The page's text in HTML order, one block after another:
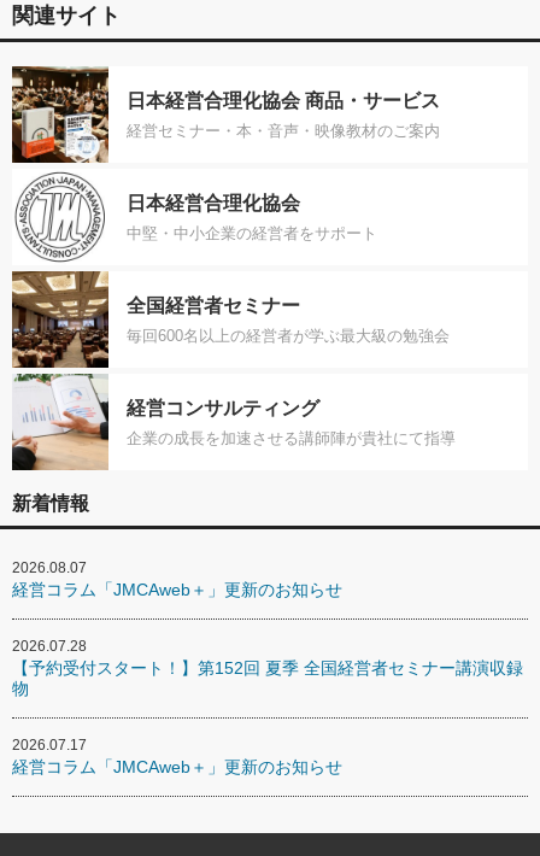
関連サイト
日本経営合理化協会 商品・サービス
経営セミナー・本・音声・映像教材のご案内
日本経営合理化協会
中堅・中小企業の経営者をサポート
全国経営者セミナー
毎回600名以上の経営者が学ぶ最大級の勉強会
経営コンサルティング
企業の成長を加速させる講師陣が貴社にて指導
新着情報
2026.08.07
経営コラム「JMCAweb＋」更新のお知らせ
2026.07.28
【予約受付スタート！】第152回 夏季 全国経営者セミナー講演収録
物
2026.07.17
経営コラム「JMCAweb＋」更新のお知らせ